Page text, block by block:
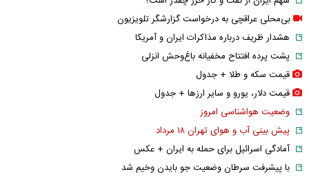
بی‌محلی عراقچی به درخواست گزارشگر تلویزیون
هشدار ظریف درباره مذاکرات ایران و آمریکا
پشت پرده افتتاح مخفیانه باغ‌وحش انزلی
قیمت سکه و طلا + جدول
قیمت دلار، یورو و سایر ارز‌ها + جدول
وضعیت هواشناسی امروز
پیش بینی آب و هوای تهران ۱۸ مرداد
آمادگی اسرائیل برای حمله به ایران + عکس
با پیشرفت سرطان وضعیت جو بایدن وخیم شد